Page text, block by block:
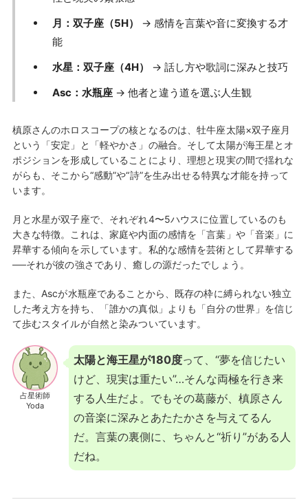
月：双子座（5H）
→ 感情を言葉や音に変換する才
能
水星：双子座（4H）
→ 話し方や歌詞に深みと技巧
Asc：水瓶座→ 他者と違う道を選ぶ人生観
槙原さんのホロスコープの核となるのは、牡牛座太陽×双子座月
という「安定」と「軽やかさ」の融合。そして太陽が海王星とオ
ポジションを形成していることにより、理想と現実の間で揺れな
がらも、そこから“感動”や“詩”を生み出せる特異な才能を持って
います。
月と水星が双子座で、それぞれ4〜5ハウスに位置しているのも
大きな特徴。これは、家庭や内面の感情を「言葉」や「音楽」に
昇華する傾向を示しています。私的な感情を芸術として昇華する
──それが彼の強さであり、癒しの源だったでしょう。
また、Ascが水瓶座であることから、既存の枠に縛られない独立
した考え方を持ち、「誰かの真似」よりも「自分の世界」を信じ
て歩むスタイルが自然と染みついています。
占星術師
Yoda
太陽と海王星が180度って、“夢を信じたい
けど、現実は重たい”…そんな両極を行き来
する人生だよ。でもその葛藤が、槙原さん
の音楽に深みとあたたかさを与えてるん
だ。言葉の裏側に、ちゃんと“祈り”がある人
だね。